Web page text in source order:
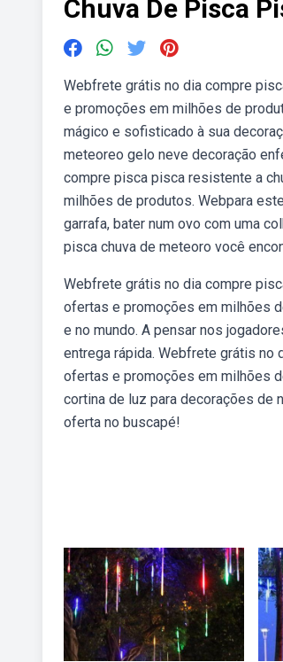
Chuva De Pisca
Webfrete grátis no dia compre
e promoções em milhões de
mágico e sofisticado à sua
meteoreo gelo neve decoração
compre pisca pisca resistente a
milhões de produtos. Webpara
garrafa, bater num ovo com uma
pisca chuva de meteoro você
Webfrete grátis no dia compre
ofertas e promoções em milhões
e no mundo. A pensar nos
entrega rápida. Webfrete grátis
ofertas e promoções em milhões
cortina de luz para decorações de
oferta no buscapé!